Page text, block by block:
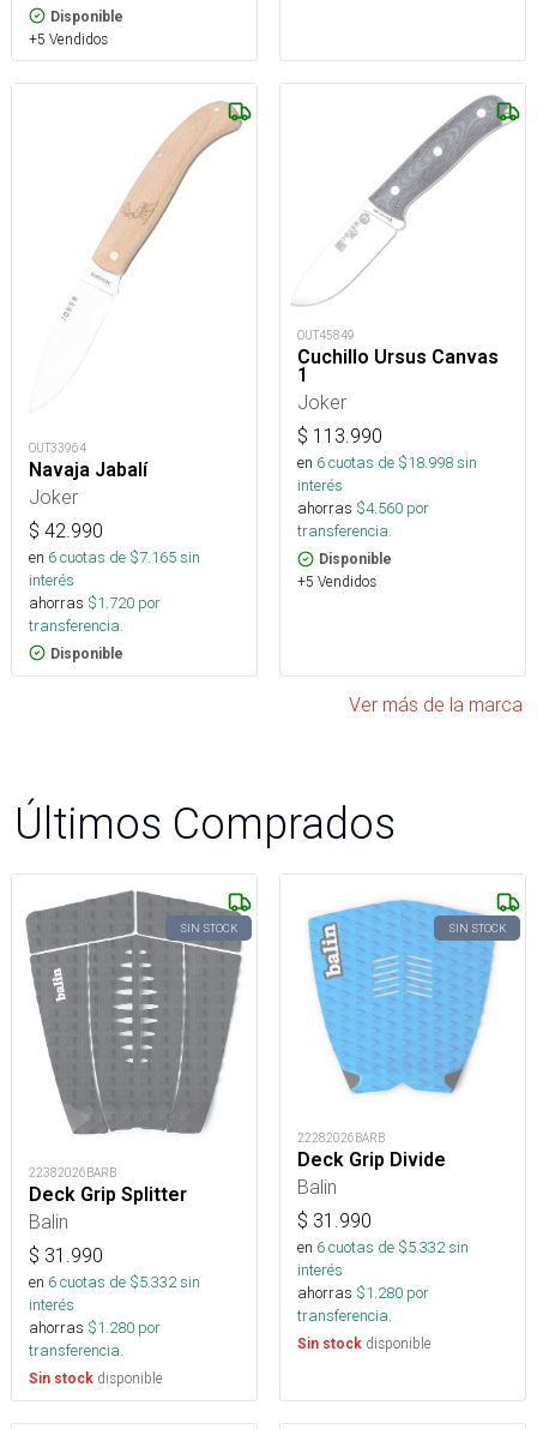
Disponible
+5 Vendidos
OUT33964
Navaja Jabalí
Joker
$ 42.990
en 6cuotas de $7.165sin
interés
ahorras $1.720 por
transferencia.
Disponible
OUT45849
Cuchillo Ursus Canvas
1
Joker
$ 113.990
en 6cuotas de $18.998sin
interés
ahorras $4.560 por
transferencia.
Disponible
+5 Vendidos
Ver más de la marca
Últimos Comprados
SIN STOCK
22382026BARB
Deck Grip Splitter
Balin
$ 31.990
en 6cuotas de $5.332sin
interés
ahorras $1.280 por
transferencia.
Sin stock disponible
SIN STOCK
22282026BARB
Deck Grip Divide
Balin
$ 31.990
en 6cuotas de $5.332sin
interés
ahorras $1.280 por
transferencia.
Sin stock disponible